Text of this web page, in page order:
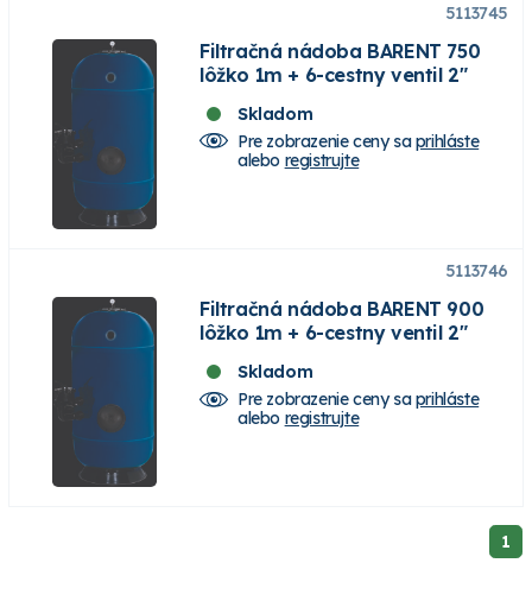
5113745
Filtračná nádoba BARENT 750
lôžko 1m + 6-cestny ventil 2"
Skladom
Pre zobrazenie ceny saprihláste
alebo registrujte
5113746
Filtračná nádoba BARENT 900
lôžko 1m + 6-cestny ventil 2"
Skladom
Pre zobrazenie ceny saprihláste
alebo registrujte
1